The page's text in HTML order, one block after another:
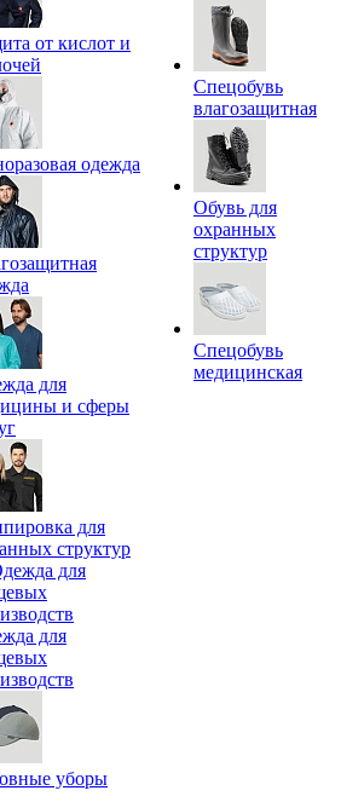
от кислот и
одежда
для
и сферы
для
структур
для
уборы
Спецобувь
влагозащитная
Обувь для
охранных
структур
Спецобувь
медицинская